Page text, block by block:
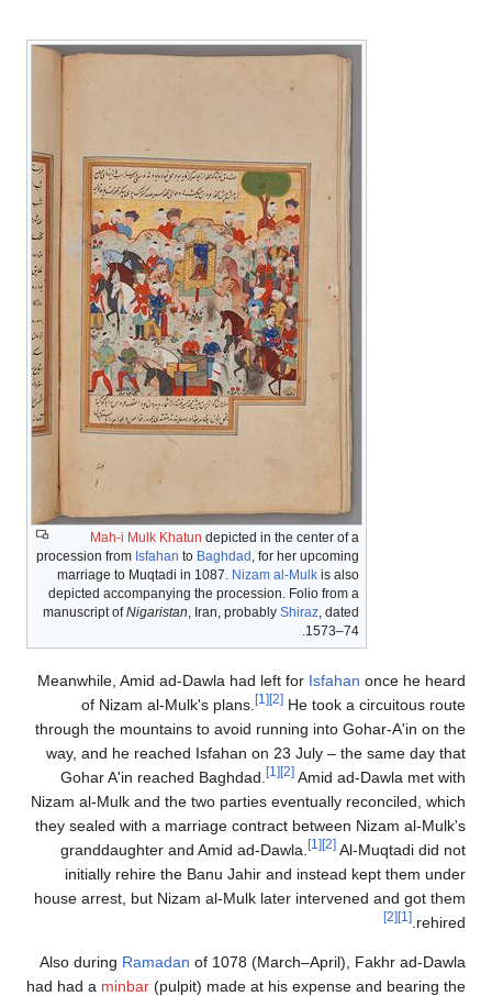
Mah-i Mulk Khatun depicted in the center of a
procession from Isfahan to Baghdad , for her upcoming
marriage to Muqtadi in 1087. Nizam al-Mulk is also
depicted accompanying the procession. Folio from a
manuscript ofNigaristan , Iran, probably Shiraz , dated
1573–74.
Meanwhile, Amid ad-Dawla had left for Isfahan once he heard
of Nizam al-Mulk's plans.
[1] [2] He took a circuitous route
through the mountains to avoid running into Gohar-A'in on the
way, and he reached Isfahan on 23 July – the same day that
Gohar A'in reached Baghdad.
[1] [2] Amid ad-Dawla met with
Nizam al-Mulk and the two parties eventually reconciled, which
they sealed with a marriage contract between Nizam al-Mulk's
granddaughter and Amid ad-Dawla.
[1] [2] Al-Muqtadi did not
initially rehire the Banu Jahir and instead kept them under
house arrest, but Nizam al-Mulk later intervened and got them
rehired.
[1]
[2]
Also during Ramadan of 1078 (March–April), Fakhr ad-Dawla
had had a minbar (pulpit) made at his expense and bearing the